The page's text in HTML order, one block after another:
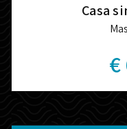
Casa
€